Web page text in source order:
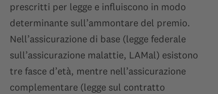
prescritti per legge e influiscono in modo
determinante sull’ammontare del premio.
Nell’assicurazione di base (legge federale
sull’assicurazione malattie, LAMal) esistono
tre fasce d’età, mentre nell’assicurazione
complementare (legge sul contratto